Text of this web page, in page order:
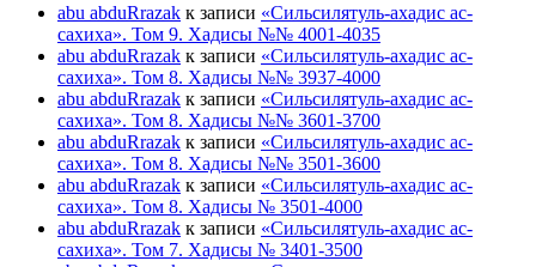
abu abduRrazak к записи «Сильсилятуль-ахадис ас-
сахиха». Том 9. Хадисы №№ 4001-4035
abu abduRrazak к записи «Сильсилятуль-ахадис ас-
сахиха». Том 8. Хадисы №№ 3937-4000
abu abduRrazak к записи «Сильсилятуль-ахадис ас-
сахиха». Том 8. Хадисы №№ 3601-3700
abu abduRrazak к записи «Сильсилятуль-ахадис ас-
сахиха». Том 8. Хадисы №№ 3501-3600
abu abduRrazak к записи «Сильсилятуль-ахадис ас-
сахиха». Том 8. Хадисы № 3501-4000
abu abduRrazak к записи «Сильсилятуль-ахадис ас-
сахиха». Том 7. Хадисы № 3401-3500